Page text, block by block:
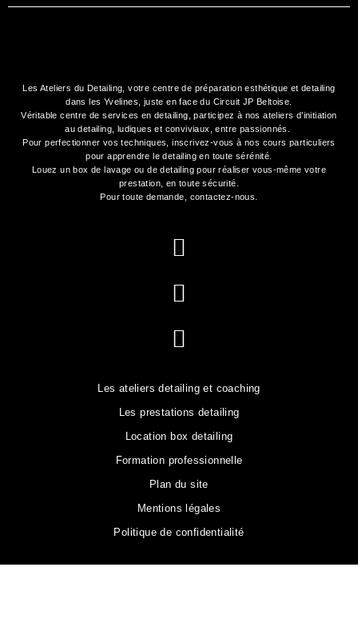
Les Ateliers du Detailing, votre centre de préparation esthétique et detailing
dans les Yvelines, juste en face du Circuit JP Beltoise.
Véritable centre de services en detailing, participez à nosateliers d’initiation
au detailing , ludiques et conviviaux, entre passionnés.
Pour perfectionner vos techniques, inscrivez-vous à nos cours particuliers
pour apprendre le detailing en toute sérénité.
Louez un box de lavage ou de detailing pour réaliser vous-même votre
prestation, en toute sécurité.
Pour toute demande, contactez-nous
Les ateliers detailing et coaching
Les prestations detailing
Location box detailing
Formation professionnelle
Plan du site
Mentions légales
Politique de confidentialité